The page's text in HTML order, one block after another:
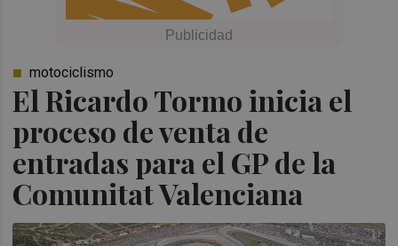
El Ricardo Tormo inicia el
proceso de venta de
entradas para el GP de la
Comunitat Valenciana
motociclismo